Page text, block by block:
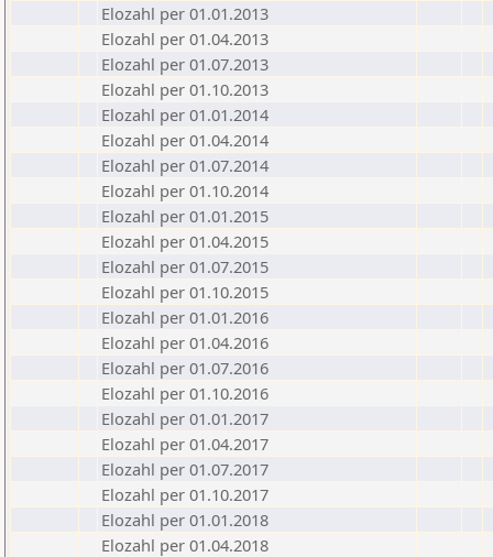
Elozahl per 01.01.2013
Elozahl per 01.04.2013
Elozahl per 01.07.2013
Elozahl per 01.10.2013
Elozahl per 01.01.2014
Elozahl per 01.04.2014
Elozahl per 01.07.2014
Elozahl per 01.10.2014
Elozahl per 01.01.2015
Elozahl per 01.04.2015
Elozahl per 01.07.2015
Elozahl per 01.10.2015
Elozahl per 01.01.2016
Elozahl per 01.04.2016
Elozahl per 01.07.2016
Elozahl per 01.10.2016
Elozahl per 01.01.2017
Elozahl per 01.04.2017
Elozahl per 01.07.2017
Elozahl per 01.10.2017
Elozahl per 01.01.2018
Elozahl per 01.04.2018